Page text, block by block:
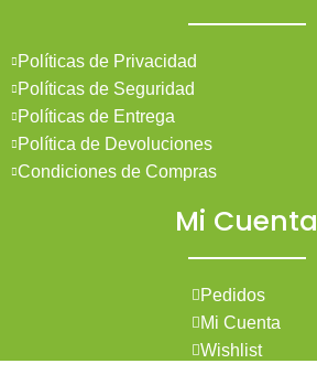
Políticas de Privacidad
Políticas de Seguridad
Políticas de Entrega
Política de Devoluciones
Condiciones de Compras
Mi Cuenta
Pedidos
Mi Cuenta
Wishlist